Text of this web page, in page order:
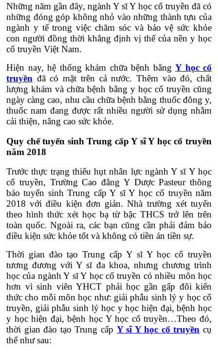
Những năm gần đây, ngành Y sĩ Y học cổ truyền đã có
những đóng góp không nhỏ vào những thành tựu của
ngành y tế trong việc chăm sóc và bảo vệ sức khỏe
con người đồng thời khẳng định vị thế của nền y học
cổ truyền Việt Nam.
Hiện nay, hệ thống khám chữa bệnh bằng Y học cổ
truyền đã có mặt trên cả nước. Thêm vào đó, chất
lượng khám và chữa bệnh bằng y học cổ truyền cũng
ngày càng cao, nhu cầu chữa bệnh bằng thuốc đông y,
thuốc nam đang được rất nhiều người sử dụng nhằm
cải thiện, nâng cao sức khỏe.
Quy chế tuyển sinh Trung cấp Y sĩ Y học cổ truyền
năm 2018
Trước thực trạng thiếu hụt nhân lực ngành Y sĩ Y học
cổ truyền, Trường Cao đẳng Y Dược Pasteur thông
báo tuyển sinh Trung cấp Y sĩ Y học cổ truyền năm
2018 với điều kiện đơn giản. Nhà trường xét tuyển
theo hình thức xét học bạ từ bậc THCS trở lên trên
toàn quốc. Ngoài ra, các bạn cũng cần phải đảm bảo
điều kiện sức khỏe tốt và không có tiền án tiền sự.
Thời gian đào tạo Trung cấp Y sĩ Y học cổ truyền
tương đương với Y sĩ đa khoa, nhưng chương trình
học của ngành Y sĩ Y học cổ truyền có nhiều môn học
hơn vì sinh viên YHCT phải học gần gấp đôi kiến
thức cho mỗi môn học như: giải phẫu sinh lý y học cổ
truyền, giải phẫu sinh lý học y học hiện đại, bệnh học
y học hiện đại, bệnh học Y học cổ truyền…Theo đó,
thời gian đào tạo Trung cấp Y sĩ Y học cổ truyền cụ
thể như sau: